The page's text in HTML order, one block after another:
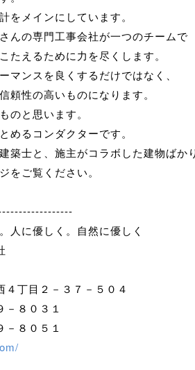
をメインにしています。
んの専門工事会社が一つのチームで
たえるために力を尽くします。
マンスを良くするだけではなく、
頼性の高いものになります。
のと思います。
めるコンダクターです。
築士と、施主がコラボした建物ばか
をご覧ください。
人に優しく。自然に優しく
２３
丁目２－３７－５０４
８０３１
８０５１